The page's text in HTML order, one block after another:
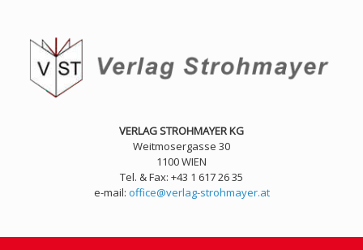
springen
VERLAG STROHMAYER KG
Weitmosergasse 30
1100 WIEN
Tel. & Fax: +43 1 617 26 35
e-mail: office@verlag-strohmayer.at